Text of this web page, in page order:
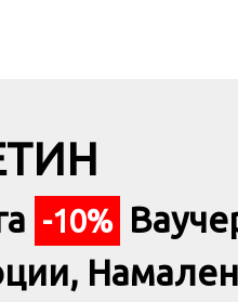
-10%